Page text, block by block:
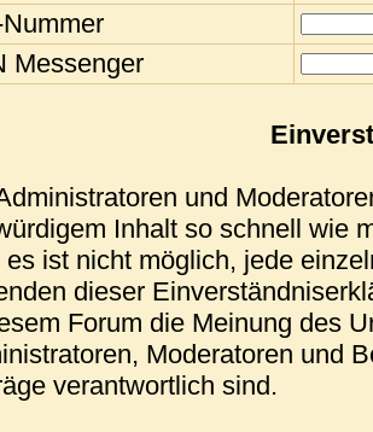
Messenger
und
Inhalt so schnell wie
es ist nicht möglich, jede
dieser
Forum die Meinung des
Moderatoren und
verantwortlich sind.